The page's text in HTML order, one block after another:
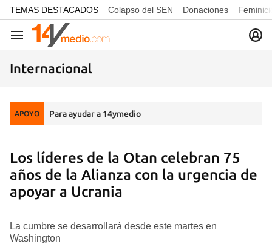
common.go-to-content
TEMAS DESTACADOS Colapso del SEN Donaciones
Navegación
Internacional
APOYO Para ayudar a 14ymedio
Los líderes de la Otan celebran 75
años de la Alianza con la urgencia de
apoyar a Ucrania
La cumbre se desarrollará desde este martes en
Washington